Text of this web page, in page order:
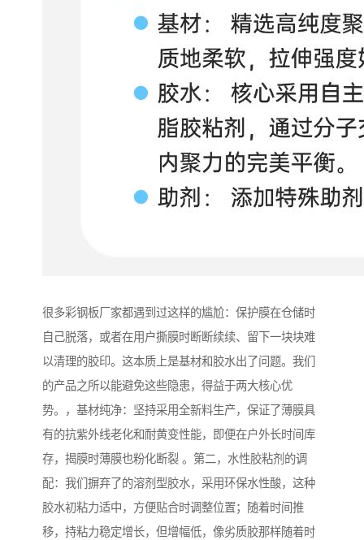
很多彩钢板厂家都遇到过这样的尴尬：保护膜在仓储时
自己脱落，或者在用户撕膜时断断续续、留下一块块难
以清理的胶印。这本质上是基材和胶水出了问题。我们
的产品之所以能避免这些隐患，得益于两大核心优
势。，基材纯净：坚持采用全新料生产，保证了薄膜具
有的抗紫外线老化和耐黄变性能，即便在户外长时间库
存，揭膜时薄膜也粉化断裂 。第二，水性胶粘剂的调
配：我们摒弃了的溶剂型胶水，采用环保水性酸，这种
胶水初粘力适中，方便贴合时调整位置；随着时间推
移，持粘力稳定增长，但增幅低，像劣质胶那样随着时